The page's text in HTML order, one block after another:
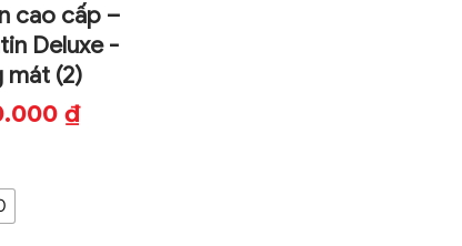
cao cấp –
Deluxe -
mát (2)
₫